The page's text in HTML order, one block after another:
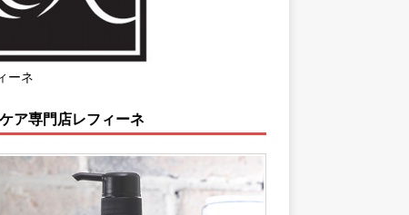
ーネ
ア専門店レフィーネ